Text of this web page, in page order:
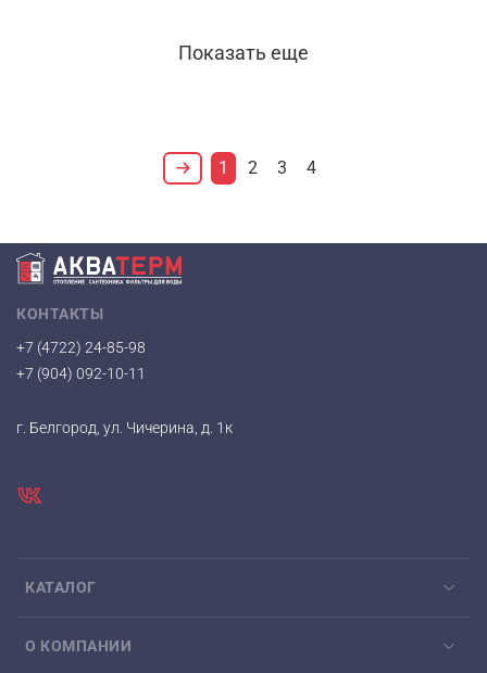
Показать еще
1 2 3 4
КАТАЛОГ
О КОМПАНИИ
КОНТАКТЫ
+7 (4722) 24-85-98
+7 (904) 092-10-11
г. Белгород, ул. Чичерина, д. 1к